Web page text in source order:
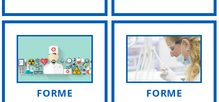
FORME FORME